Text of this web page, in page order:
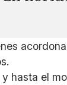
hasta el